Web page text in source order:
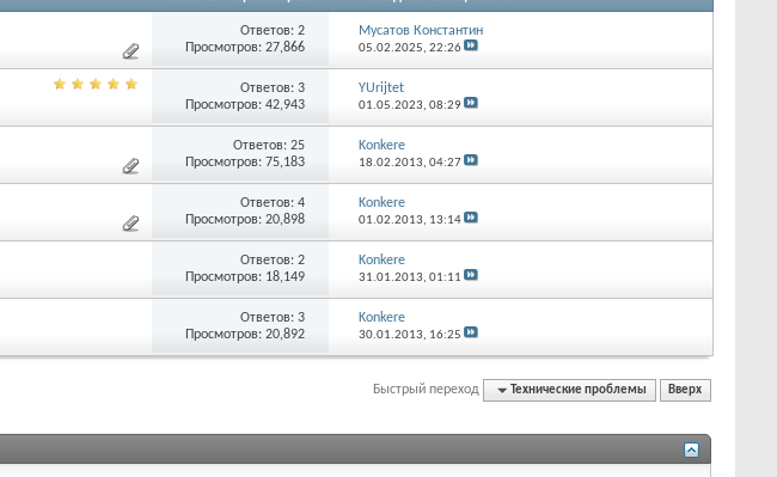
Ответов:2
Просмотров: 27,866
Мусатов Константин
05.02.2025, 22:26
Ответов:3
Просмотров: 42,943
YUrijtet
01.05.2023, 08:29
Ответов:25
Просмотров: 75,183
Konkere
18.02.2013, 04:27
Ответов:4
Просмотров: 20,898
Konkere
01.02.2013, 13:14
Ответов:2
Просмотров: 18,149
Konkere
31.01.2013, 01:11
Ответов:3
Просмотров: 20,892
Konkere
30.01.2013, 16:25
Быстрый переход Технические проблемы Вверх